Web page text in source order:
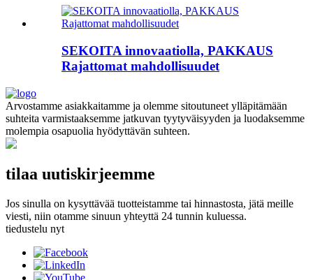
SEKOITA innovaatiolla, PAKKAUS
Rajattomat mahdollisuudet
Arvostamme asiakkaitamme ja olemme sitoutuneet ylläpitämään
suhteita varmistaaksemme jatkuvan tyytyväisyyden ja luodaksemme
molempia osapuolia hyödyttävän suhteen.
tilaa uutiskirjeemme
Jos sinulla on kysyttävää tuotteistamme tai hinnastosta, jätä meille
viesti, niin otamme sinuun yhteyttä 24 tunnin kuluessa.
tiedustelu nyt